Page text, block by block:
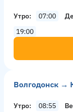
Утро 07:00
19:00
Волгодонск →
Утро 08:55